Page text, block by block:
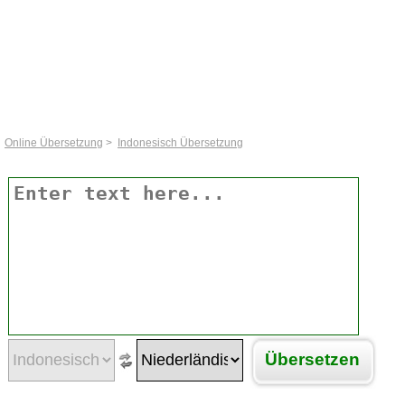
Online Übersetzung > Indonesisch Übersetzung
Übersetzen